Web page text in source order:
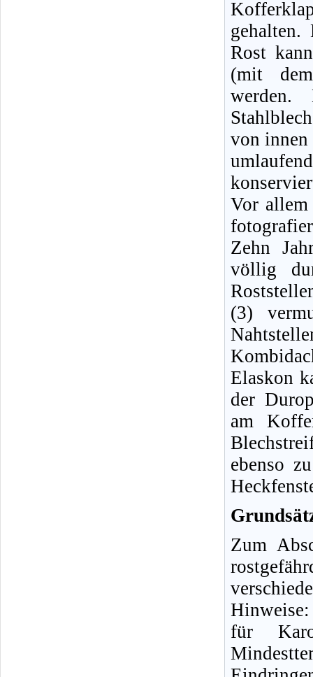
Rost
(mit
von innen
Vor allem
Zehn
völlig
(3)
Elaskon
der
am
ebenso
Zum
Hinweise:
für